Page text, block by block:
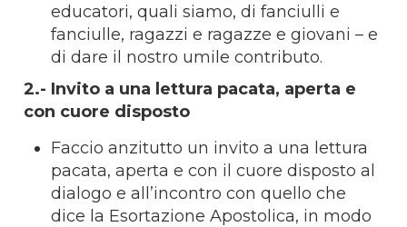
educatori, quali siamo, di fanciulli e
fanciulle, ragazzi e ragazze e giovani – e
di dare il nostro umile contributo.
2.- Invito a una lettura pacata, aperta e
con cuore disposto
Faccio anzitutto un invito a una lettura
pacata, aperta e con il cuore disposto al
dialogo e all’incontro con quello che
dice la Esortazione Apostolica, in modo